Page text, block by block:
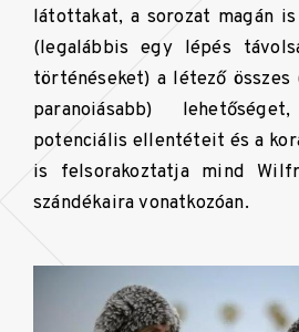
látottakat, a sorozat magán
(legalábbis egy lépés
történéseket) a létező
paranoiásabb)
potenciális ellentéteit és a
is felsorakoztatja mind
szándékaira vonatkozóan.